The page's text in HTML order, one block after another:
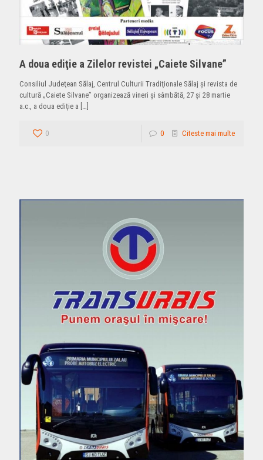
A doua ediţie a Zilelor revistei „Caiete Silvane”
Consiliul Judeţean Sălaj, Centrul Culturii Tradiţionale Sălaj şi revista de
cultură „Caiete Silvane” organizează vineri şi sâmbătă, 27 şi 28 martie
a.c., a doua ediţie a
0 0 Citeste mai multe